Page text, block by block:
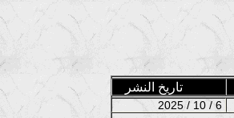
تاريخ النشر
2025 / 10 / 6